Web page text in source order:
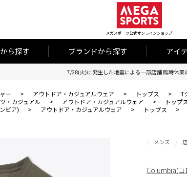
メガスポーツ公式オンラインショップ
ら探す ブランドから探す アイ
7/28(火)に発生した地震による一部店舗 臨時休業
ー > アウトドア・カジュアルウェア > トップス > T
・カジュアル > アウトドア・カジュアルウェア > トップス
ビア) > アウトドア・カジュアルウェア > トップス >
メンズ
Columbia(コ